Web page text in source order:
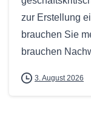
zur Erstellung
brauchen Sie
brauchen
3. August 2026